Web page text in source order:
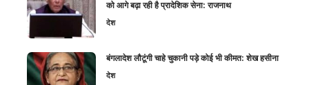
को आगे बढ़ा रही है प्रादेशिक सेना: राजनाथ
देश
बंगलादेश लौटूंगी चाहे चुकानी पड़े कोई भी कीमत: शेख हसीना
देश